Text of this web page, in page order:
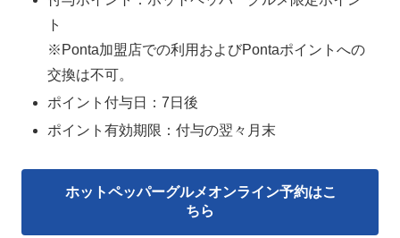
ト
※Ponta加盟店での利用およびPontaポイントへの
交換は不可。
ポイント付与日：7日後
ポイント有効期限：付与の翌々月末
ホットペッパーグルメオンライン予約はこ
ちら